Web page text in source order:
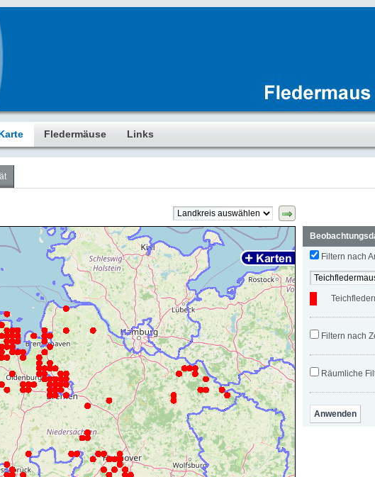
Fledermäuse Links
Filtern nach
Filtern nach
Räumliche